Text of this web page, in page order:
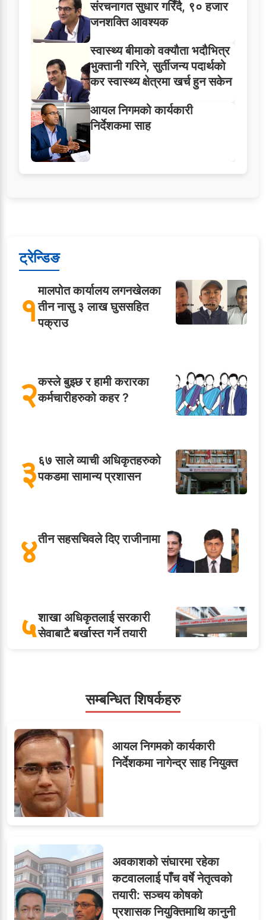
संरचनागत सुधार गरिँदै, ९० हजार
जनशक्ति आवश्यक
स्वास्थ्य बीमाको वक्यौता भदौभित्र
भुक्तानी गरिने, सुर्तीजन्य पदार्थको
कर स्वास्थ्य क्षेत्रमा खर्च हुन सकेन
आयल निगमको कार्यकारी
निर्देशकमा साह
ट्रेन्डिङ
१मालपोत कार्यालय लगनखेलका
तीन नासु ३ लाख घुससहित
पक्राउ
२कस्ले बुझ्छ र हामी करारका
कर्मचारीहरुको कहर ?
३६७ साले व्याची अधिकृतहरुको
पकडमा सामान्य प्रशासन
४तीन सहसचिवले दिए राजीनामा
५शाखा अधिकृतलाई सरकारी
सेवाबाटै बर्खास्त गर्ने तयारी
ओएनएमका नाममा अत्याचार :
सब–इन्जिनियरहरुको गम्भीर
ध्यानाकर्षण
७सहसचिवमा प्रथम भएका
विजयकुमार शर्माको लोकसेवा
टिप्स
८लगनखेल मालपोतका तीन नासु
र दुई लेखापढी व्यवसायी ३ लाख
घुससहित पक्राउ
सम्बन्धित शिषर्कहरु
आयल निगमको कार्यकारी
निर्देशकमा नागेन्द्र साह नियुक्त
अवकाशको संघारमा रहेका
कटवाललाई पाँच वर्षे नेतृत्वको
तयारी: सञ्चय कोषको
प्रशासक नियुक्तिमाथि कानुनी